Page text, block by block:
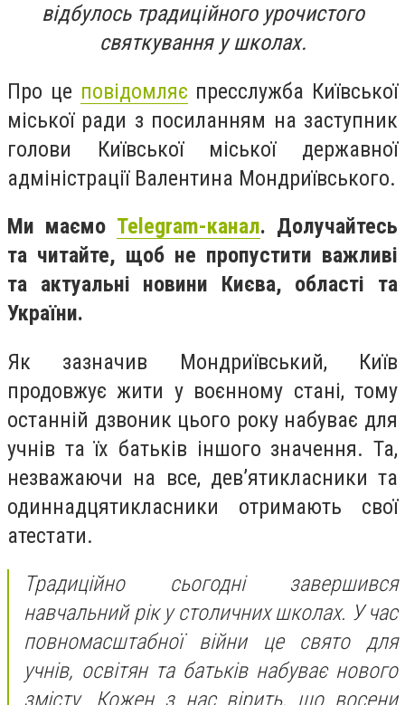
відбулось традиційного урочистого
святкування у школах.
Про це повідомляє пресслужба Київської
міської ради з посиланням на заступник
голови Київської міської державної
адміністрації Валентина Мондриївського.
Ми маємо Telegram-канал. Долучайтесь
та читайте, щоб не пропустити важливі
та актуальні новини Києва, області та
України.
Як зазначив Мондриївський, Київ
продовжує жити у воєнному стані, тому
останній дзвоник цього року набуває для
учнів та їх батьків іншого значення. Та,
незважаючи на все, дев’ятикласники та
одиннадцятикласники отримають свої
атестати.
Традиційно сьогодні завершився
навчальний рік у столичних школах. У час
повномасштабної війни це свято для
учнів, освітян та батьків набуває нового
змісту. Кожен з нас вірить, що восени